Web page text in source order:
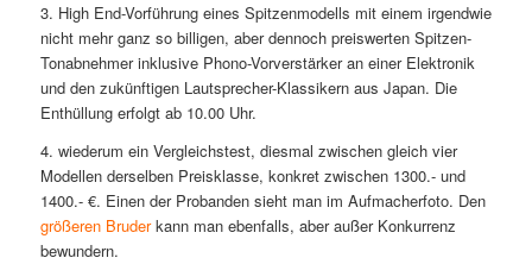
3. High End-Vorführung eines Spitzenmodells mit einem irgendwie
nicht mehr ganz so billigen, aber dennoch preiswerten Spitzen-
Tonabnehmer inklusive Phono-Vorverstärker an einer Elektronik
und den zukünftigen Lautsprecher-Klassikern aus Japan. Die
Enthüllung erfolgt ab 10.00 Uhr.
4. wiederum ein Vergleichstest, diesmal zwischen gleich vier
Modellen derselben Preisklasse, konkret zwischen 1300.- und
1400.- €. Einen der Probanden sieht man im Aufmacherfoto. Den
größeren Bruderkann man ebenfalls, aber außer Konkurrenz
bewundern.